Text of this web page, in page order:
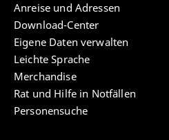
Anreise und Adressen
Download-Center
Eigene Daten verwalten
Leichte Sprache
Merchandise
Rat und Hilfe in Notfällen
Personensuche